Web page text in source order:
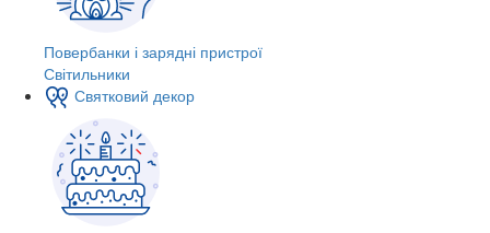
Повербанки і зарядні пристрої
Світильники
Святковий декор